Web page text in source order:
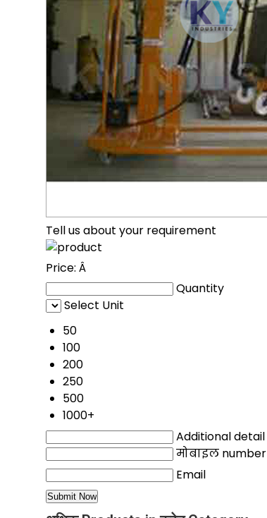
Tell us about your requirement
Price: Â
Quantity
Select Unit
50
100
200
250
500
1000+
Additional detail
मोबाइल number
Email